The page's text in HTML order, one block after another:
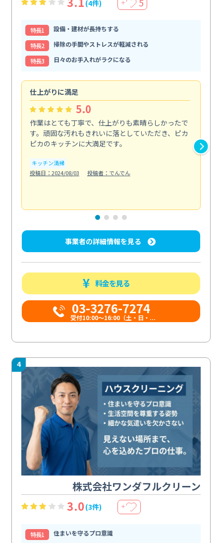
(4件) ＋ 5
特⻑1
設備・建材が長持ちする
特⻑2
掃除の手間やストレスが軽減される
特⻑3
日々のお手入れがラクになる
仕上がりに満足
5.0
作業はとても丁寧で、仕上がりも素晴らしかったで
す。頑固な汚れもきれいに落としていただき、ピカ
ピカのキッチンに大満足です。
キッチン清掃
投稿日：2024/08/03
投稿者：でんでん
事業者の詳細情報を見る
料金を見る
03-3276-7274
受付10:00〜16:00（土・日・...
4
株式会社ワンダフルクリーン
3.0(3件) ＋
特⻑1
住まいを守るプロ意識